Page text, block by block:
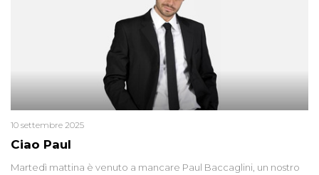
Ciao Paul
10 settembre 2025
Martedì mattina è venuto a mancare Paul Baccaglini, un nostro